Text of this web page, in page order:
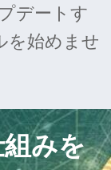
デートす
を始めませ
みを